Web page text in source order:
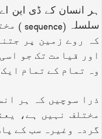
ہر انسان کے ڈی این
سلسلہ (sequence
)
کہ روے زمین پر
اور قیامت تک جو
وہ تمام کے تمام
ذرا سوچیں کہ ہر
مختلف نہیں ہے،
گردہ وغیرہ سب کے